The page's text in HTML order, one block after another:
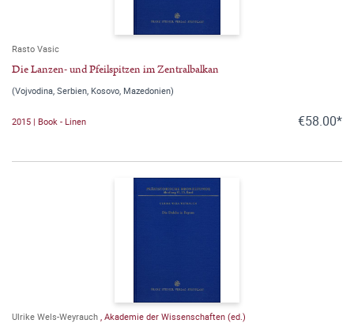
Rasto Vasic
Die Lanzen- und Pfeilspitzen im Zentralbalkan
(Vojvodina, Serbien, Kosovo, Mazedonien)
2015 | Book - Linen €58.00*
Ulrike Wels-Weyrauch , Akademie der Wissenschaften (ed.)